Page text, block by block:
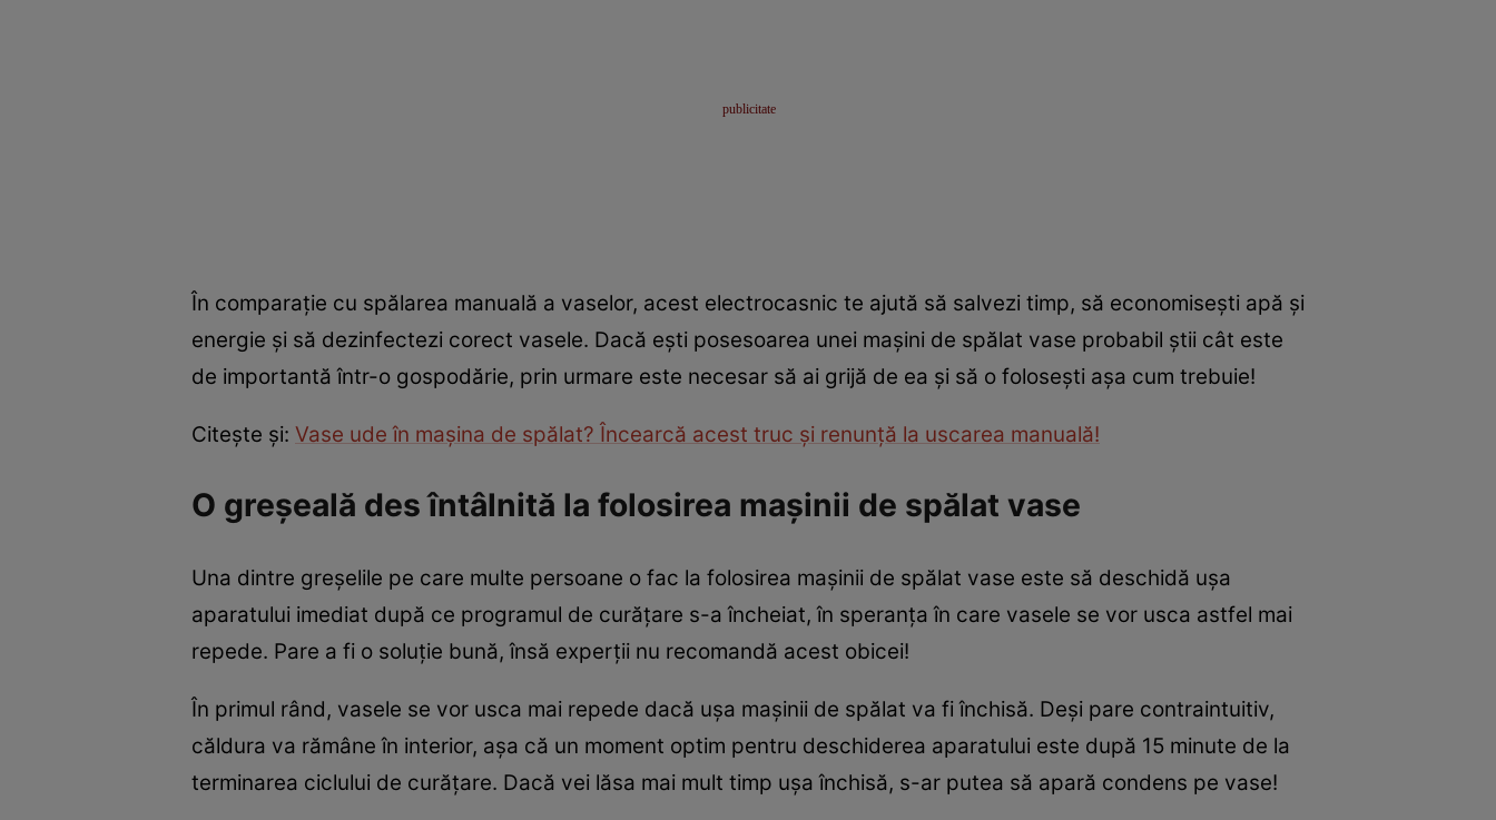
În comparație cu spălarea manuală a vaselor, acest electrocasnic te ajută să salvezi timp, să economisești apă și
energie și să dezinfectezi corect vasele. Dacă ești posesoarea unei mașini de spălat vase probabil știi cât este
de importantă într-o gospodărie, prin urmare este necesar să ai grijă de ea și să o folosești așa cum trebuie!
Citește și: Vase ude în mașina de spălat? Încearcă acest truc și renunță la uscarea manuală!
O greșeală des întâlnită la folosirea mașinii de spălat vase
Una dintre greșelile pe care multe persoane o fac la folosirea mașinii de spălat vase este să deschidă ușa
aparatului imediat după ce programul de curățare s-a încheiat, în speranța în care vasele se vor usca astfel mai
repede. Pare a fi o soluție bună, însă experții nu recomandă acest obicei!
În primul rând, vasele se vor usca mai repede dacă ușa mașinii de spălat va fi închisă. Deși pare contraintuitiv,
căldura va rămâne în interior, așa că un moment optim pentru deschiderea aparatului este după 15 minute de la
terminarea ciclului de curățare. Dacă vei lăsa mai mult timp ușa închisă, s-ar putea să apară condens pe vase!